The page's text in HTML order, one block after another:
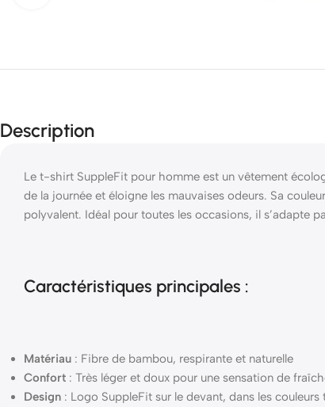
Description
Le t-shirt SuppleFit pour homme est un vêtement
de la journée et éloigne les mauvaises odeurs. Sa
polyvalent. Idéal pour toutes les occasions, il s’adapte
Caractéristiques principales :
Matériau : Fibre de bambou, respirante et naturelle
Confort : Très léger et doux pour une sensation de
Design : Logo SuppleFit sur le devant, dans les